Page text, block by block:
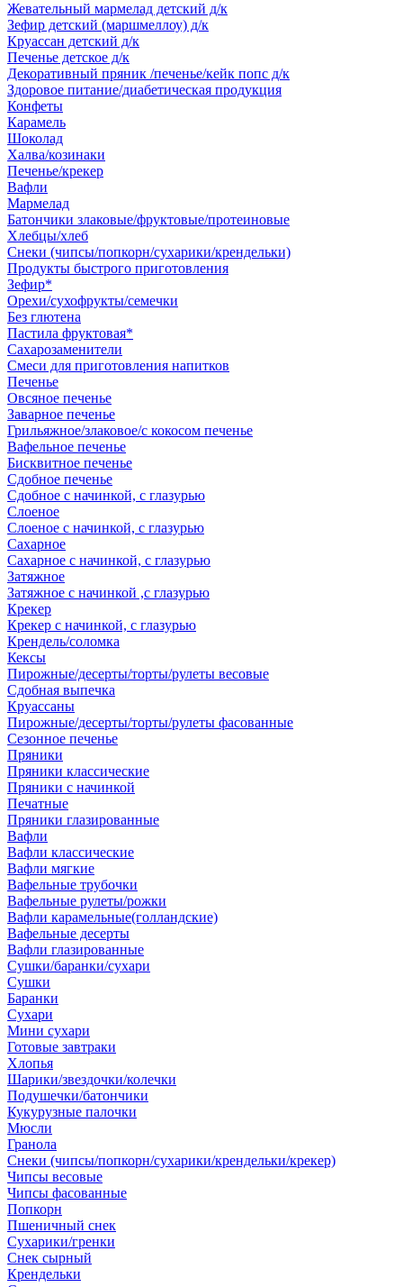
Жевательный мармелад детский д/к
Зефир детский (маршмеллоу) д/к
Круассан детский д/к
Печенье детское д/к
Декоративный пряник /печенье/кейк попс д/к
Здоровое питание/диабетическая продукция
Конфеты
Карамель
Шоколад
Халва/козинаки
Печенье/крекер
Вафли
Мармелад
Батончики злаковые/фруктовые/протеиновые
Хлебцы/хлеб
Снеки (чипсы/попкорн/сухарики/крендельки)
Продукты быстрого приготовления
Зефир*
Орехи/сухофрукты/семечки
Без глютена
Пастила фруктовая*
Сахарозаменители
Смеси для приготовления напитков
Печенье
Овсяное печенье
Заварное печенье
Грильяжное/злаковое/с кокосом печенье
Вафельное печенье
Бисквитное печенье
Сдобное печенье
Сдобное с начинкой, с глазурью
Слоеное
Слоеное с начинкой, с глазурью
Сахарное
Сахарное с начинкой, с глазурью
Затяжное
Затяжное с начинкой ,с глазурью
Крекер
Крекер с начинкой, с глазурью
Крендель/соломка
Кексы
Пирожные/десерты/торты/рулеты весовые
Сдобная выпечка
Круассаны
Пирожные/десерты/торты/рулеты фасованные
Сезонное печенье
Пряники
Пряники классические
Пряники с начинкой
Печатные
Пряники глазированные
Вафли
Вафли классические
Вафли мягкие
Вафельные трубочки
Вафельные рулеты/рожки
Вафли карамельные(голландские)
Вафельные десерты
Вафли глазированные
Сушки/баранки/сухари
Сушки
Баранки
Сухари
Мини сухари
Готовые завтраки
Хлопья
Шарики/звездочки/колечки
Подушечки/батончики
Кукурузные палочки
Мюсли
Гранола
Снеки (чипсы/попкорн/сухарики/крендельки/крекер)
Чипсы весовые
Чипсы фасованные
Попкорн
Пшеничный снек
Сухарики/гренки
Снек сырный
Крендельки